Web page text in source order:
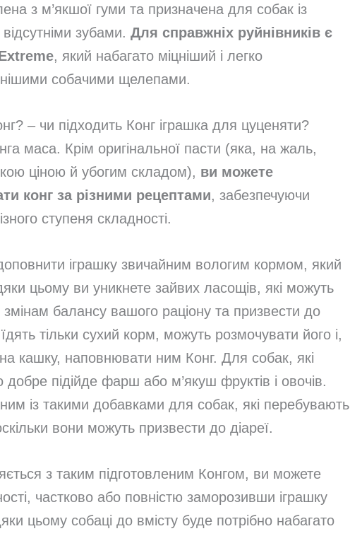
​​з м’якшої гуми та призначена для собак із
зубами. Для справжніх руйнівників є
, який набагато міцніший і легко
собачими щелепами.
– чи підходить Конг іграшка для цуценяти?
маса. Крім оригінальної пасти (яка, на жаль,
ціною й убогим складом), ви можете
конг за різними рецептами, забезпечуючи
ступеня складності.
іграшку звичайним вологим кормом, який
цьому ви уникнете зайвих ласощів, які можуть
балансу вашого раціону та призвести до
тільки сухий корм, можуть розмочувати його і,
кашку, наповнювати ним Конг. Для собак, які
добре підійде фарш або м’якуш фруктів і овочів.
із такими добавками для собак, які перебувають
вони можуть призвести до діареї.
з таким підготовленим Конгом, ви можете
частково або повністю заморозивши іграшку
цьому собаці до вмісту буде потрібно набагато